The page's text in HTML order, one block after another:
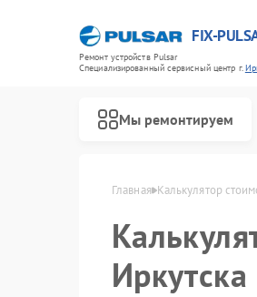
FIX-
Ремонт устройств Pulsar
Специализированный cервисный центр г.
Мы ремонтируем
Главная Калькулятор
Иркутска